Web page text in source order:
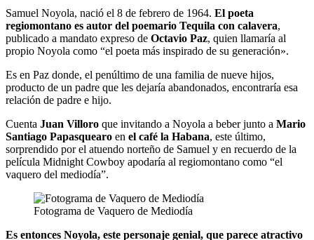
Samuel Noyola, nació el 8 de febrero de 1964. El poeta
regiomontano es autor del poemario Tequila con calavera,
publicado a mandato expreso de Octavio Paz, quien llamaría al
propio Noyola como “el poeta más inspirado de su generación».
Es en Paz donde, el penúltimo de una familia de nueve hijos,
producto de un padre que les dejaría abandonados, encontraría esa
relación de padre e hijo.
Cuenta Juan Villoro que invitando a Noyola a beber junto a Mario
Santiago Papasquearo en el café la Habana, este último,
sorprendido por el atuendo norteño de Samuel y en recuerdo de la
película Midnight Cowboy apodaría al regiomontano como “el
vaquero del mediodía”.
Fotograma de Vaquero de Mediodía
Es entonces Noyola, este personaje genial, que parece atractivo